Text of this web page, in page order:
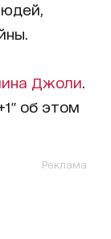
Джоли
об этом
Реклама